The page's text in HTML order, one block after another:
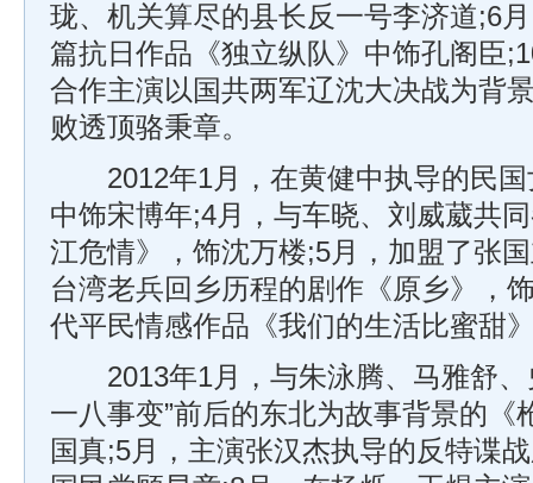
珑、机关算尽的县长反一号李济道;6
篇抗日作品《独立纵队》中饰孔阁臣
合作主演以国共两军辽沈大决战为背
败透顶骆秉章。
2012年1月，在黄健中执导的民国
中饰宋博年;4月，与车晓、刘威葳共
江危情》，饰沈万楼;5月，加盟了张
台湾老兵回乡历程的剧作《原乡》，
代平民情感作品《我们的生活比蜜甜
2013年1月，与朱泳腾、马雅舒、
一八事变”前后的东北为故事背景的《
国真;5月，主演张汉杰执导的反特谍